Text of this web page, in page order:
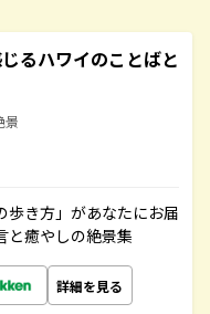
るハワイのことばと
景
歩き方」があなたにお届
と癒やしの絶景集
詳細を見る